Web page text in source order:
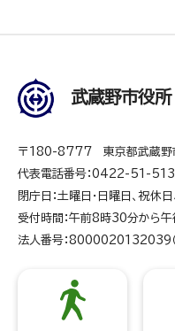
武蔵野市役所
〒180-8777 東京都武蔵野
代表電話番号：0422-51-
閉庁日：土曜日・日曜日、祝休
受付時間：午前8時30分から
法人番号：8000020132039（